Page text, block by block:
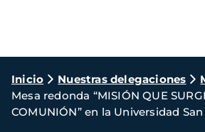
Ruta
de
navegación
Inicio Nuestras delegaciones
Mesa redonda “MISIÓN QUE
COMUNIÓN” en la Universidad